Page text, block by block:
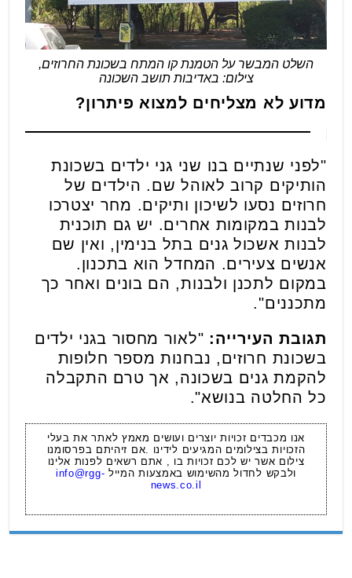
השלט המבשר על הטמנת קו המתח בשכונת החרוזים,
צילום: באדיבות תושב השכונה
מדוע לא מצליחים למצוא פיתרון?
"לפני שנתיים בנו שני גני ילדים בשכונת
הותיקים קרוב לאוהל שם. הילדים של
חרוזים נסעו לשיכון ותיקים. מחר יצטרכו
לבנות במקומות אחרים. יש גם תוכנית
לבנות אשכול גנים בתל בנימין, ואין שם
אנשים צעירים. המחדל הוא בתכנון.
במקום לתכנן ולבנות, הם בונים ואחר כך
מתכננים".
תגובת העירייה: "לאור מחסור בגני ילדים
בשכונת חרוזים, נבחנות מספר חלופות
להקמת גנים בשכונה, אך טרם התקבלה
כל החלטה בנושא".
אנו מכבדים זכויות יוצרים ועושים מאמץ לאתר את בעלי
הזכויות בצילומים המגיעים לידינו .אם זיהיתם בפרסומנו
צילום אשר יש לכם זכויות בו , אתם רשאים לפנות אלינו
ולבקש לחדול מהשימוש באמצעות המייל info@rgg-
news.co.il